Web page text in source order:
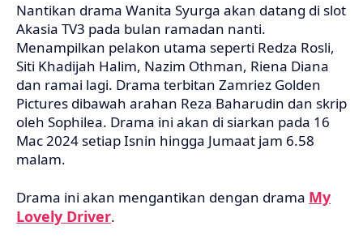
Nantikan drama Wanita Syurga akan datang di slot
Akasia TV3 pada bulan ramadan nanti.
Menampilkan pelakon utama seperti Redza Rosli,
Siti Khadijah Halim, Nazim Othman, Riena Diana
dan ramai lagi. Drama terbitan Zamriez Golden
Pictures dibawah arahan Reza Baharudin dan skrip
oleh Sophilea. Drama ini akan di siarkan pada 16
Mac 2024 setiap Isnin hingga Jumaat jam 6.58
malam.
Drama ini akan mengantikan dengan drama My
Lovely Driver.